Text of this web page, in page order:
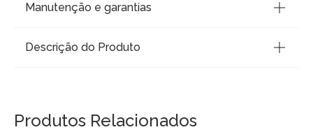
Manutenção e garantias
Descrição do Produto
Produtos Relacionados